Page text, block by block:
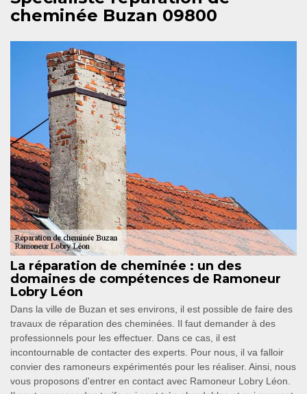
cheminée Buzan 09800
La réparation de cheminée : un des
domaines de compétences de Ramoneur
Lobry Léon
Dans la ville de Buzan et ses environs, il est possible de faire des
travaux de réparation des cheminées. Il faut demander à des
professionnels pour les effectuer. Dans ce cas, il est
incontournable de contacter des experts. Pour nous, il va falloir
convier des ramoneurs expérimentés pour les réaliser. Ainsi, nous
vous proposons d'entrer en contact avec Ramoneur Lobry Léon.